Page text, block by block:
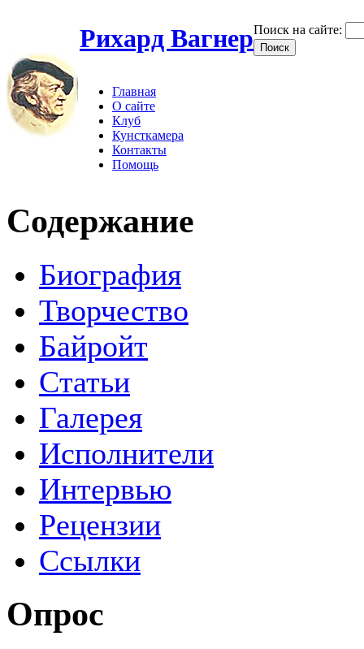
Рихард ВагнерПоиск на сайте:
Главная
О сайте
Клуб
Кунсткамера
Контакты
Помощь
Содержание
Биография
Творчество
Байройт
Статьи
Галерея
Исполнители
Интервью
Рецензии
Ссылки
Опрос